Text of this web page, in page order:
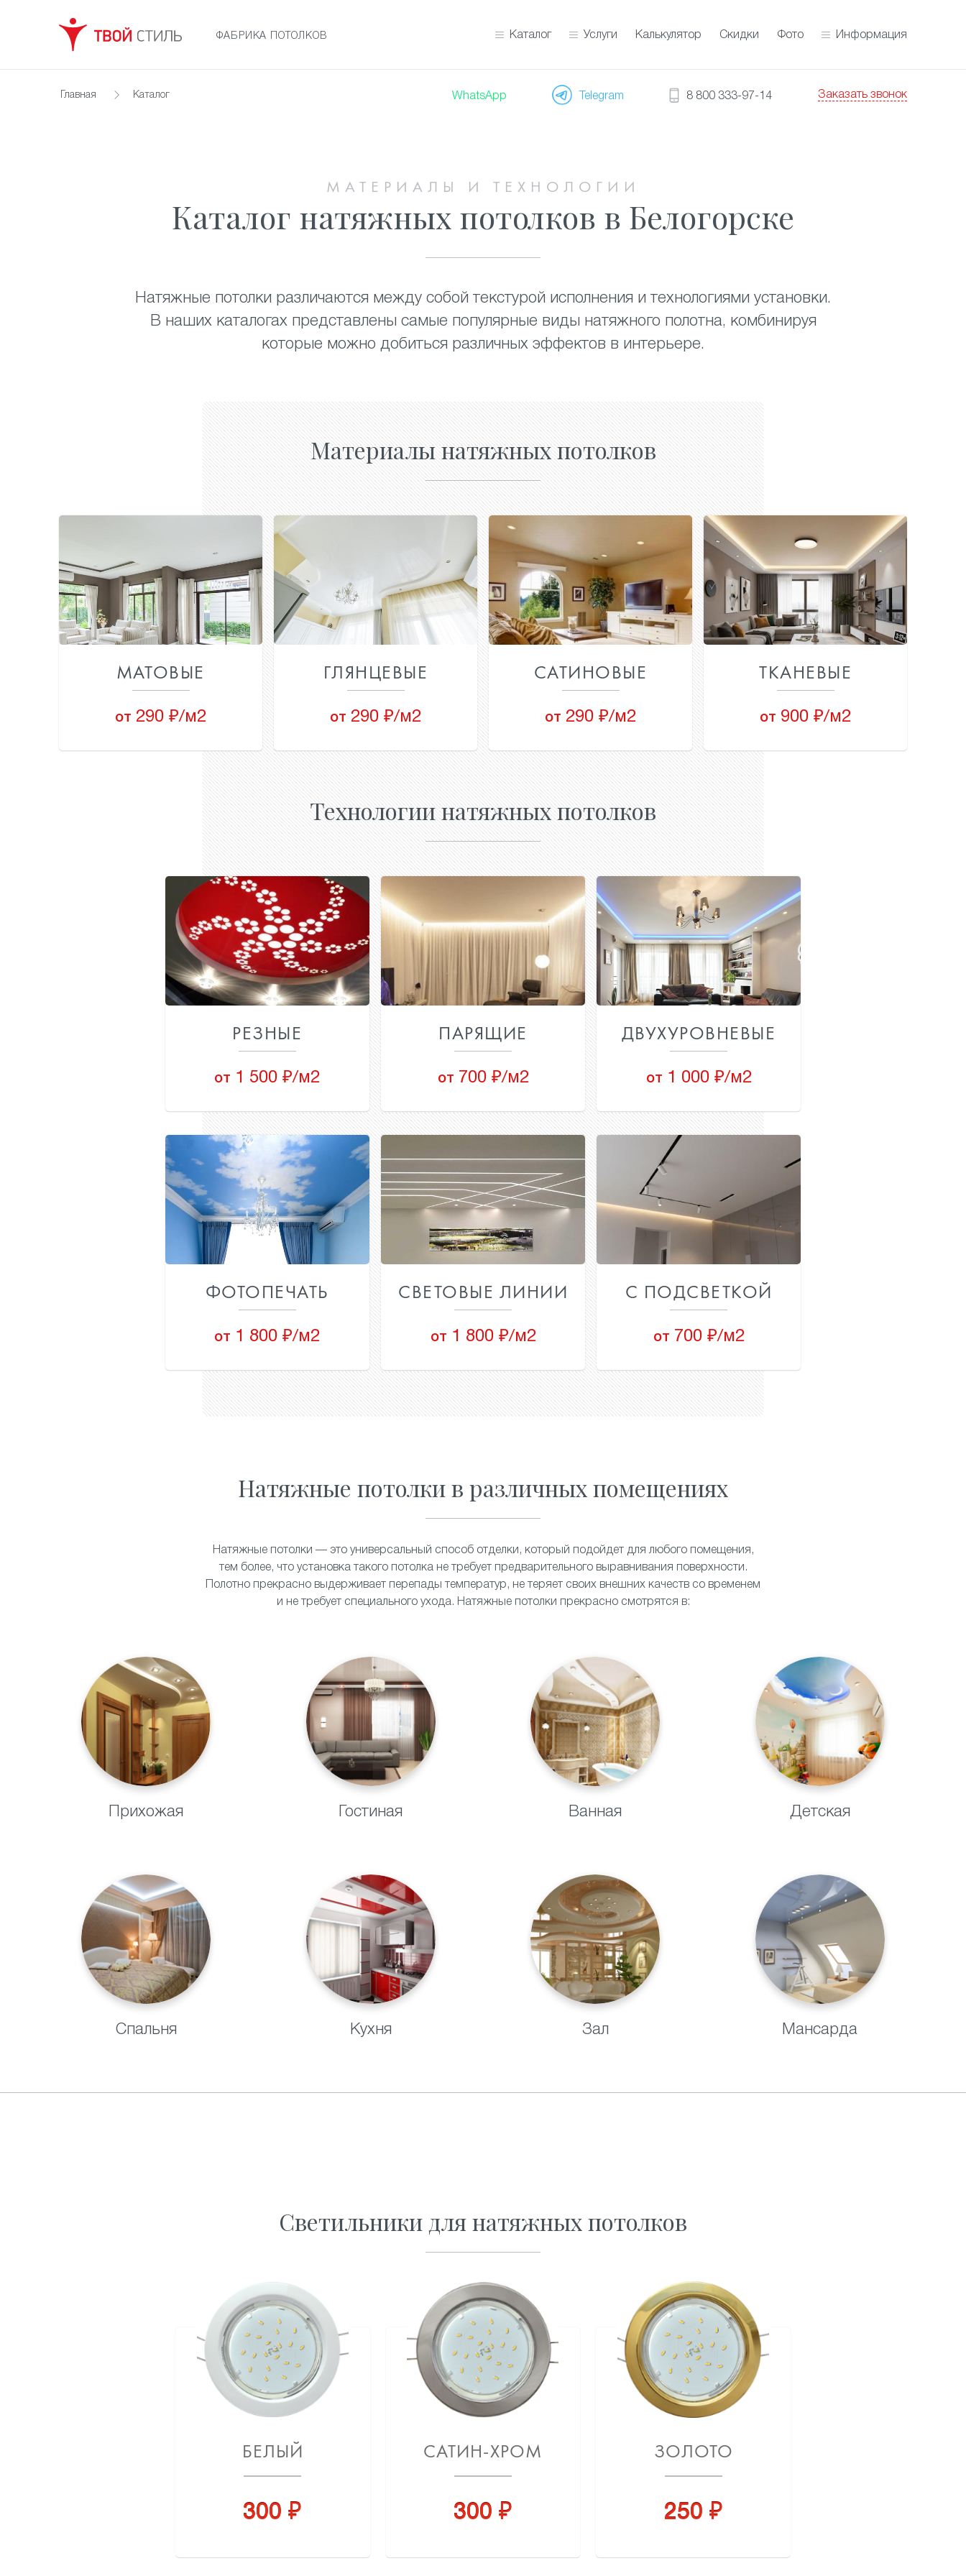
ФАБРИКА ПОТОЛКОВ Каталог Услуги Калькулятор Скидки Фото Информация
Главная Каталог WhatsApp Telegram 8 800 333-97-14 Заказать звонок
МАТЕРИАЛЫ И ТЕХНОЛОГИИ
Каталог натяжных потолков в Белогорске
Натяжные потолки различаются между собой текстурой исполнения и технологиями установки.
В наших каталогах представлены самые популярные виды натяжного полотна, комбинируя
которые можно добиться различных эффектов в интерьере.
Материалы натяжных потолков
МАТОВЫЕ
от 290 ₽/м2
ГЛЯНЦЕВЫЕ
от 290 ₽/м2
САТИНОВЫЕ
от 290 ₽/м2
ТКАНЕВЫЕ
от 900 ₽/м2
Технологии натяжных потолков
РЕЗНЫЕ
от 1 500 ₽/м2
ПАРЯЩИЕ
от 700 ₽/м2
ДВУХУРОВНЕВЫЕ
от 1 000 ₽/м2
ФОТОПЕЧАТЬ
от 1 800 ₽/м2
СВЕТОВЫЕ
ЛИНИИ
С ПОДСВЕТКОЙ
от 700 ₽/м2
Натяжные потолки в различных помещениях
Натяжные потолки — это универсальный способ отделки, который подойдет для любого помещения,
тем более, что установка такого потолка не требует предварительного выравнивания поверхности.
Полотно прекрасно выдерживает перепады температур, не теряет своих внешних качеств со временем
Светильники для натяжных потолков
БЕЛЫЙ САТИН-ХРОМ ЗОЛОТО